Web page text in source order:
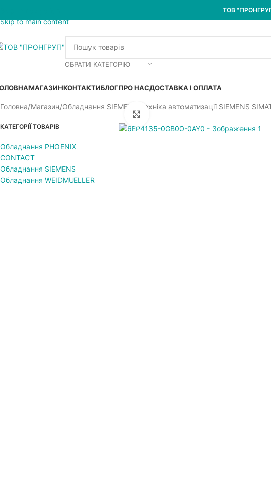
Skip to main content
ТОВ
ОБРАТИ КАТЕГОРІЮ
МАГАЗИНКОНТАКТИБЛОГПРО НАСДОСТАВКА І ОПЛАТА
Головна Магазин Обладнання SIEMENS Техніка автоматизації SIEMENS
КАТЕГОРІЇ ТОВАРІВ
Обладнання PHOENIX
CONTACT
Обладнання SIEMENS
Обладнання WEIDMUELLER